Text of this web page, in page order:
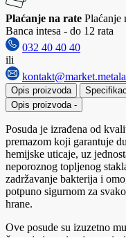
Plaćanje na rate Plaćanje
Banca intesa - do 12 rata
032 40 40 40
ili
Opis proizvoda
Opis proizvoda -
Posuda je izrađena od
premazom koji garantuje
hemijske uticaje, uz
neporoznog topljenog
zadržavanje bakterija i
potpuno sigurnom za
hrane.
Ove posude su izuzetno